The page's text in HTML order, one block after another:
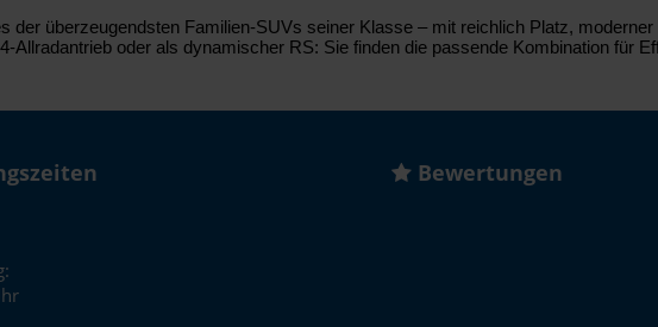
der überzeugendsten Familien-SUVs seiner Klasse – mit reichlich Platz,
Allradantrieb oder als dynamischer RS: Sie finden die passende Kombination für
Bewertungen